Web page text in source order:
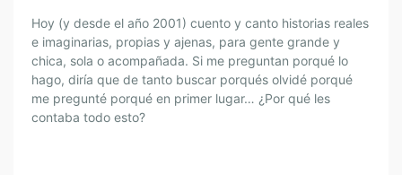
Hoy (y desde el año 2001) cuento y canto historias reales
e imaginarias, propias y ajenas, para gente grande y
chica, sola o acompañada. Si me preguntan porqué lo
hago, diría que de tanto buscar porqués olvidé porqué
me pregunté porqué en primer lugar… ¿Por qué les
contaba todo esto?